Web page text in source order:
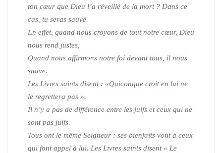
ton cœur que Dieu l’a réveillé de la mort ? Dans ce
cas, tu seras sauvé.
En effet, quand nous croyons de tout notre cœur, Dieu
nous rend justes,
Quand nous affirmons notre foi devant tous, il nous
sauve.
Les Livres saints disent : «Quiconque croit en lui ne
le regrettera pas ».
Il n’y a pas de différence entre les juifs et ceux qui ne
sont pas juifs.
Tous ont le même Seigneur : ses bienfaits vont à ceux
qui font appel à lui. Les Livres saints disent « Le